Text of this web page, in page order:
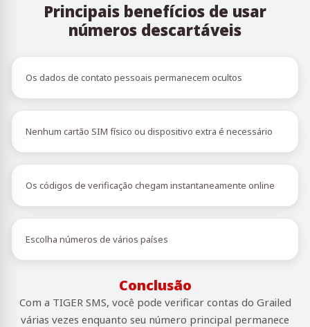
Principais benefícios de usar
números descartáveis
Os dados de contato pessoais permanecem ocultos
Nenhum cartão SIM físico ou dispositivo extra é necessário
Os códigos de verificação chegam instantaneamente online
Escolha números de vários países
Conclusão
Com a TIGER SMS, você pode verificar contas do Grailed
várias vezes enquanto seu número principal permanece